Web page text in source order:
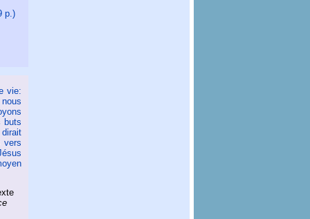
p.)
vie:
buts
vers